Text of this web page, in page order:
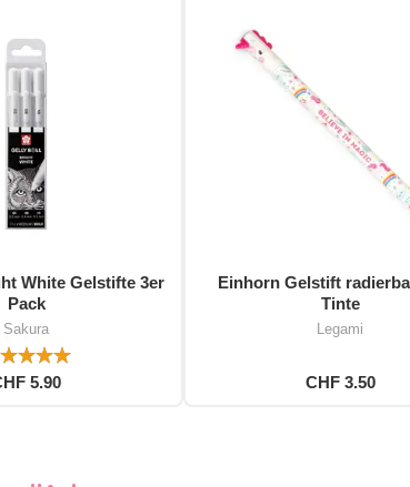
White Gelstifte 3er
Pack
Sakura
5.90
Einhorn Gelstift
Tinte
Legami
CHF 3.50